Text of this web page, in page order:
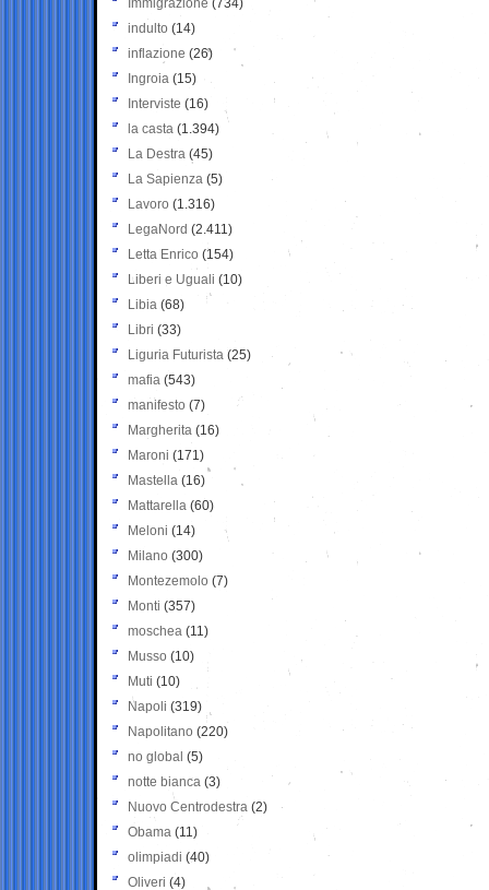
Immigrazione (734)
indulto (14)
inflazione (26)
Ingroia (15)
Interviste (16)
la casta (1.394)
La Destra (45)
La Sapienza (5)
Lavoro (1.316)
LegaNord (2.411)
Letta Enrico (154)
Liberi e Uguali (10)
Libia (68)
Libri (33)
Liguria Futurista (25)
mafia (543)
manifesto (7)
Margherita (16)
Maroni (171)
Mastella (16)
Mattarella (60)
Meloni (14)
Milano (300)
Montezemolo (7)
Monti (357)
moschea (11)
Musso (10)
Muti (10)
Napoli (319)
Napolitano (220)
no global (5)
notte bianca (3)
Nuovo Centrodestra (2)
Obama (11)
olimpiadi (40)
Oliveri (4)